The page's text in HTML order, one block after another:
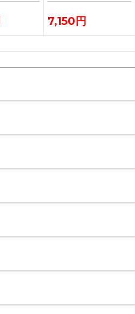
7,150円